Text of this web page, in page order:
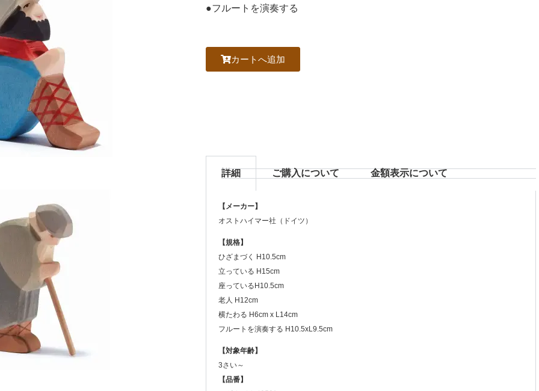
●フルートを演奏する
カートへ追加
詳細 ご購入について ⾦額表⽰について
【メーカー】
オストハイマー社（ドイツ）
【規格】
ひざまづく H10.5cm
立っている H15cm
座っているH10.5cm
老人 H12cm
横たわる H6cm x L14cm
フルートを演奏する H10.5xL9.5cm
【対象年齢】
3さい～
【品番】